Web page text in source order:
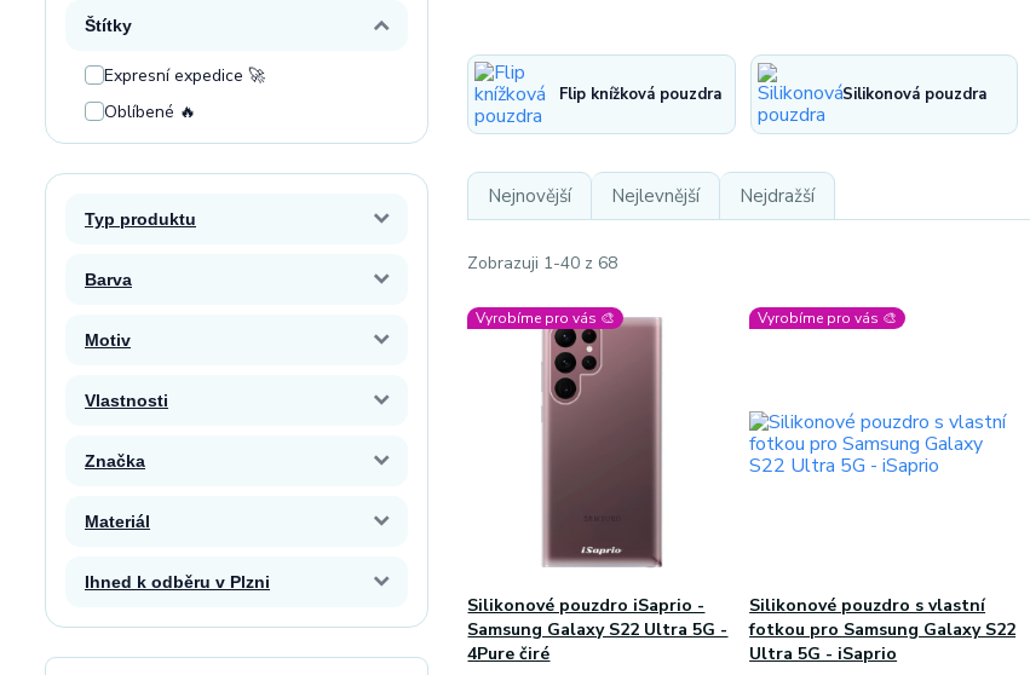
Štítky
Expresní expedice 🚀
Oblíbené 🔥
Typ produktu
Barva
Motiv
Vlastnosti
Značka
Materiál
Ihned k odběru v Plzni
Flip knížková pouzdra Silikonová pouzdra
Nejnovější Nejlevnější Nejdražší
Zobrazuji 1-40 z 68
Vyrobíme pro vás 🎨
Silikonové pouzdro iSaprio -
Samsung Galaxy S22 Ultra 5G -
4Pure čiré
Vyrobíme pro vás 🎨
Silikonové pouzdro s vlastní
fotkou pro Samsung Galaxy S22
Ultra 5G - iSaprio